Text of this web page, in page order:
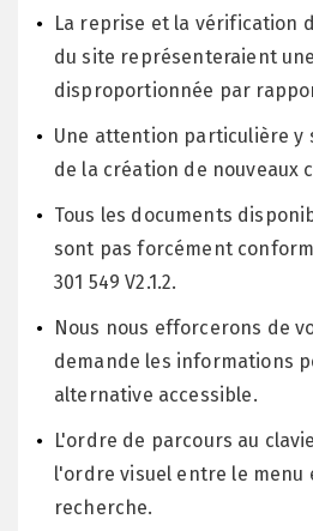
La reprise et la vérification
du site représenteraient
disproportionnée par
Une attention particulière y
de la création de nouveaux
Tous les documents
sont pas forcément
301 549 V2.1.2.
Nous nous efforcerons de
demande les informations
alternative accessible.
L'ordre de parcours au
l'ordre visuel entre le menu
recherche.